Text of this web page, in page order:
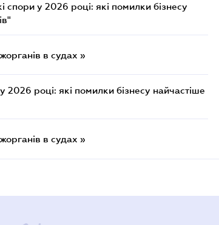
спори у 2026 році: які помилки бізнесу
в судах »
2026 році: які помилки бізнесу найчастіше
в судах »